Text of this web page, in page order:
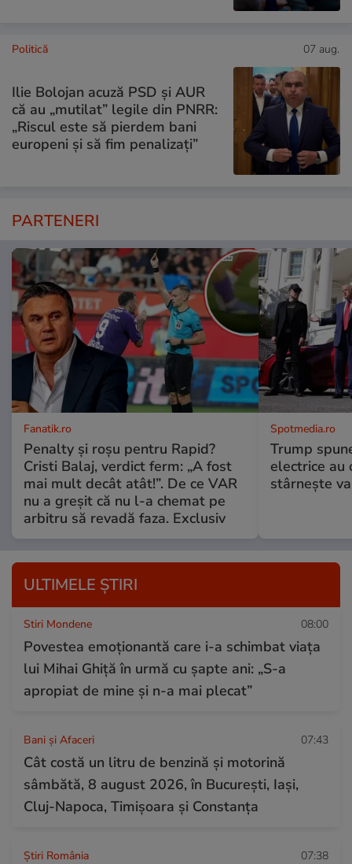
Politică 07 aug.
Ilie Bolojan acuză PSD și AUR
că au „mutilat” legile din PNRR:
„Riscul este să pierdem bani
europeni și să fim penalizați”
PARTENERI
Fanatik.ro
Penalty și roșu pentru Rapid?
Cristi Balaj, verdict ferm: „A fost
mai mult decât atât!”. De ce VAR
nu a greșit că nu l-a chemat pe
arbitru să revadă faza. Exclusiv
Spotmedia.ro
Trump
electrice au
stârnește
ULTIMELE ȘTIRI
Stiri Mondene 08:00
Povestea emoționantă care i-a schimbat viața
lui Mihai Ghiță în urmă cu șapte ani: „S-a
apropiat de mine și n-a mai plecat”
Bani și Afaceri 07:43
Cât costă un litru de benzină și motorină
sâmbătă, 8 august 2026, în București, Iași,
Cluj-Napoca, Timișoara și Constanța
Știri România 07:38